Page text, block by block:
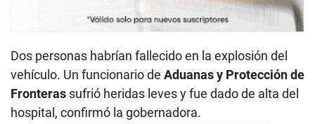
Dos personas habrían fallecido en la explosión del
vehículo. Un funcionario de Aduanas y Protección de
Fronteras sufrió heridas leves y fue dado de alta del
hospital, confirmó la gobernadora.